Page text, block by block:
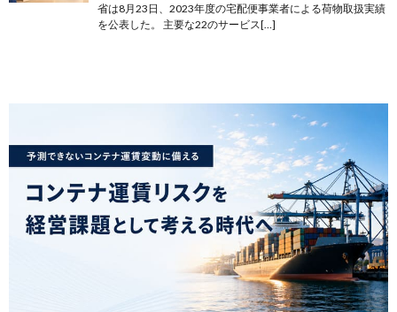
省は8月23日、2023年度の宅配便事業者による荷物取扱実績
を公表した。 主要な22のサービス[…]